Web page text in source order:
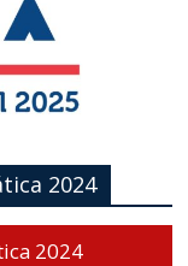
2024
2024